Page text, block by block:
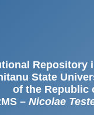
Repository
State
of the Republic
– Nicolae